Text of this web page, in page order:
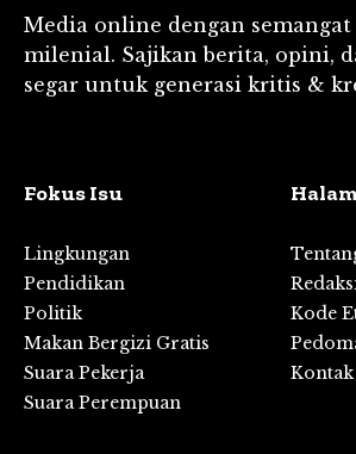
Media online dengan
milenial. Sajikan berita, opini,
segar untuk generasi kritis &
Fokus Isu
Lingkungan
Pendidikan
Politik
Makan Bergizi Gratis
Suara Pekerja
Suara Perempuan
Kode